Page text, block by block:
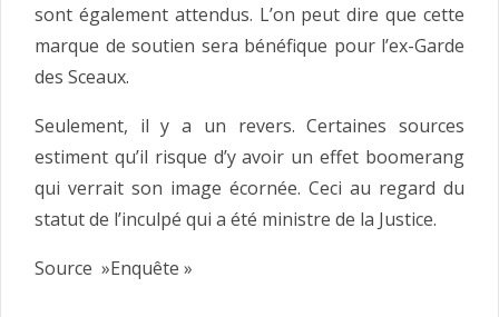
sont également attendus. L’on peut dire que cette
marque de soutien sera bénéfique pour l’ex-Garde
des Sceaux.
Seulement, il y a un revers. Certaines sources
estiment qu’il risque d’y avoir un effet boomerang
qui verrait son image écornée. Ceci au regard du
statut de l’inculpé qui a été ministre de la Justice.
Source »Enquête »